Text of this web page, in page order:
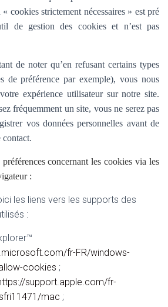
« cookies strictement nécessaires » est pré
de gestion des cookies et n’est pas
de noter qu’en refusant certains types
de préférence par exemple), vous nous
expérience utilisateur sur notre site.
fréquemment un site, vous ne serez pas
vos données personnelles avant de
concernant les cookies via les
:
les liens vers les supports des
:
fr-FR/windows-
cookies ;
support.apple.com/fr-
mac ;